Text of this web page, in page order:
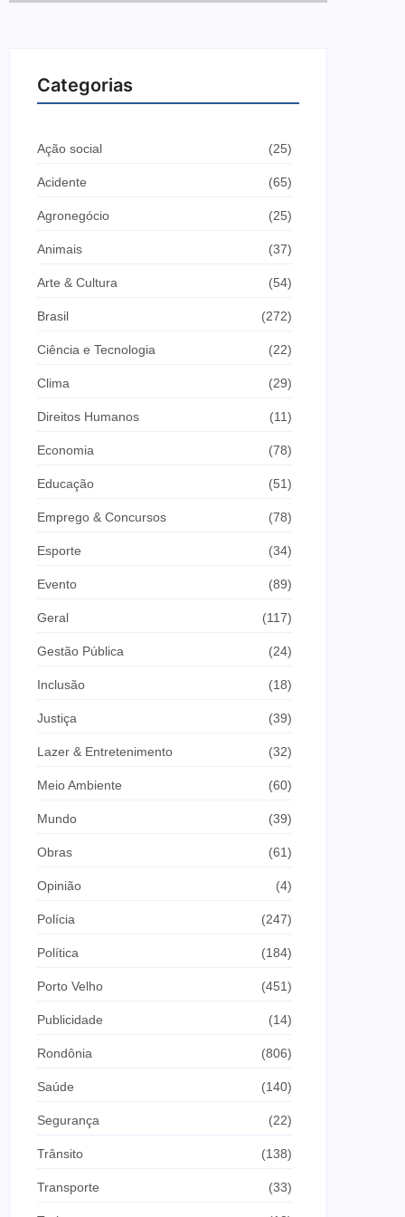
Categorias
Ação social (25)
Acidente (65)
Agronegócio (25)
Animais (37)
Arte & Cultura (54)
Brasil (272)
Ciência e Tecnologia (22)
Clima (29)
Direitos Humanos (11)
Economia (78)
Educação (51)
Emprego & Concursos (78)
Esporte (34)
Evento (89)
Geral (117)
Gestão Pública (24)
Inclusão (18)
Justiça (39)
Lazer & Entretenimento (32)
Meio Ambiente (60)
Mundo (39)
Obras (61)
Opinião (4)
Polícia (247)
Política (184)
Porto Velho (451)
Publicidade (14)
Rondônia (806)
Saúde (140)
Segurança (22)
Trânsito (138)
Transporte (33)